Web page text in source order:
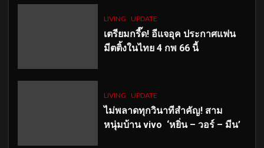
LIVING UPDATE
เตรียมกรี๊ด! อีแจอุค ประกาศแฟน
มีตติ้งในไทย 4 กพ 66 นี้
LIVING UPDATE
ไม่พลาดทุกวินาทีสำคัญ! สาม
หนุ่มบ้าน vivo ‘หยิ่น – วอร์ – มีน’